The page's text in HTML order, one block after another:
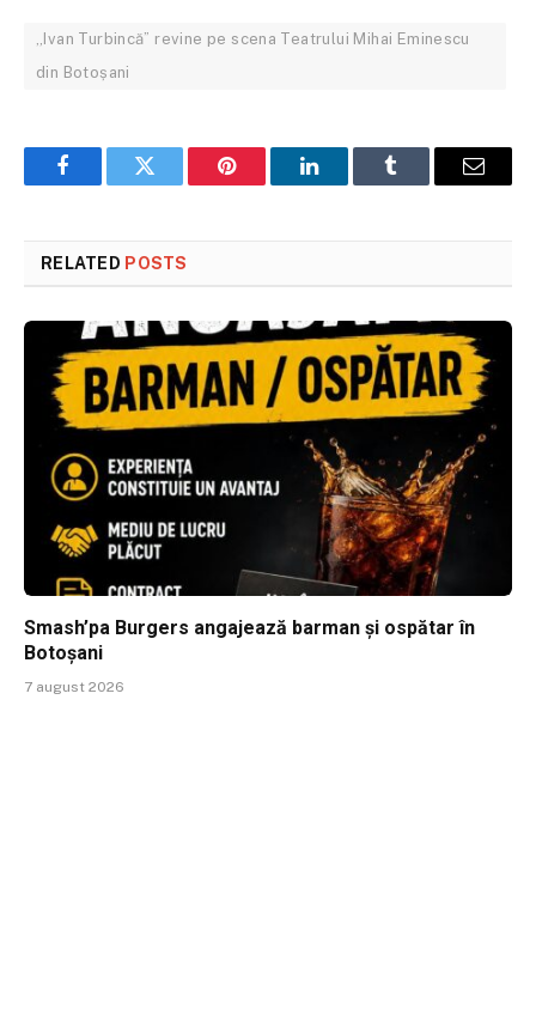
„Ivan Turbincă” revine pe scena Teatrului Mihai Eminescu
din Botoșani
FacebookTwitter Pinterest LinkedInTumblr Email
RELATED POSTS
Smash’pa Burgers angajează barman și ospătar în
Botoșani
7 august 2026